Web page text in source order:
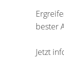
bester
Jetzt